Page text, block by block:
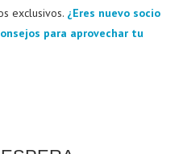
exclusivos. ¿Eres nuevo socio
para aprovechar tu